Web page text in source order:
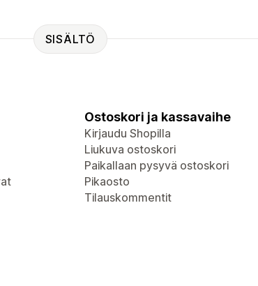
SISÄLTÖ
Ostoskori ja kassavaihe
Kirjaudu Shopilla
Liukuva ostoskori
Paikallaan pysyvä ostoskori
Pikaosto
Tilauskommentit